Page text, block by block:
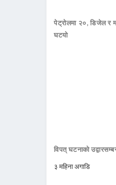
पेट्रोलमा २०, डिजेल र
घटयो
विपत् घटनाको
३ महिना अगाडि